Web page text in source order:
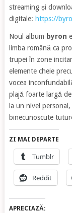
streaming și
digitale: https://
Noul album byron
limba română ca
trupei în zone
elemente cheie
vocea
plajă foarte largă
la un nivel
binecunoscute
ZI MAI DEPARTE
Tumblr
Reddit
APRECIAZĂ: